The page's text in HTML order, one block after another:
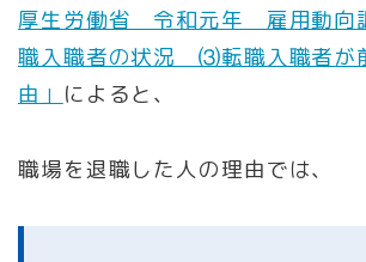
厚生労働省 令和元年 雇用動
職入職者の状況 ⑶転職入職者が
由」 によると、
職場を退職した人の理由では、